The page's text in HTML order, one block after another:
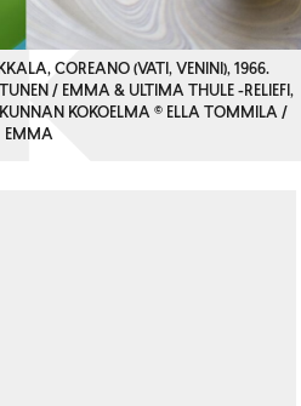
COREANO (VATI, VENINI), 1966.
/ EMMA & ULTIMA THULE -RELIEFI,
KOKOELMA © ELLA TOMMILA /
EMMA